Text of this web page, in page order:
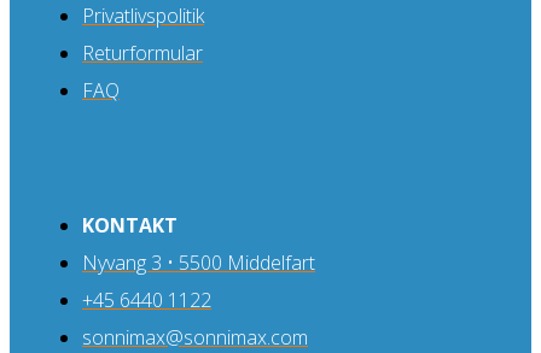
Privatlivspolitik
Returformular
FAQ
KONTAKT
Nyvang 3 • 5500 Middelfart
+45 6440 1122
sonnimax@sonnimax.com